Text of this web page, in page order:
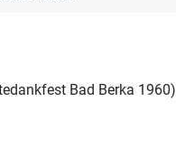
Bad Berka 1960)